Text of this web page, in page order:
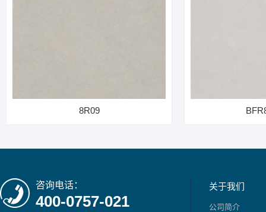
8R09
咨询电话：
400-0757-021
关于我们
公司简介